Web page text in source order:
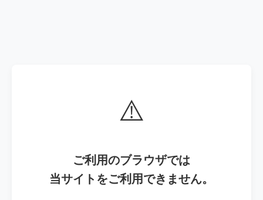
⚠️
ご利用のブラウザでは
当サイトをご利用できません。